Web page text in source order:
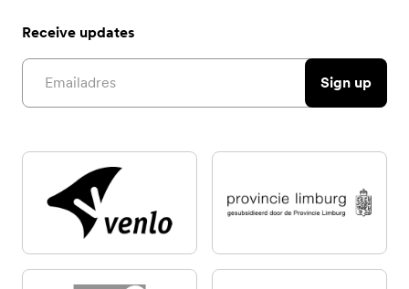
Receive updates
Email address
Sign up